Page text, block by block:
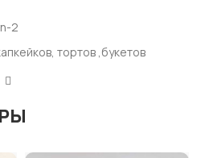
2
тортов ,букетов